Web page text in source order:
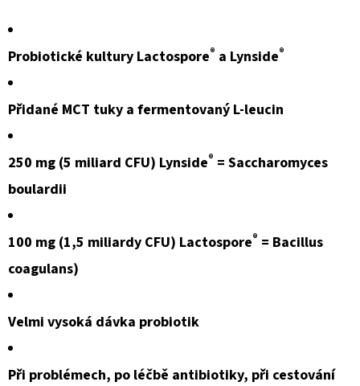
Probiotické kultury Lactospore® a Lynside®
Přidané MCT tuky a fermentovaný L-leucin
250 mg (5 miliard CFU) Lynside® = Saccharomyces
boulardii
100 mg (1,5 miliardy CFU) Lactospore® = Bacillus
coagulans)
Velmi vysoká dávka probiotik
Při problémech, po léčbě antibiotiky, při cestování
M
PROTEIN
CLASSIC
PLUS
BIO
750G
ČOKOLÁDA
(PROTEINOVÁ
SMĚS)
Kč